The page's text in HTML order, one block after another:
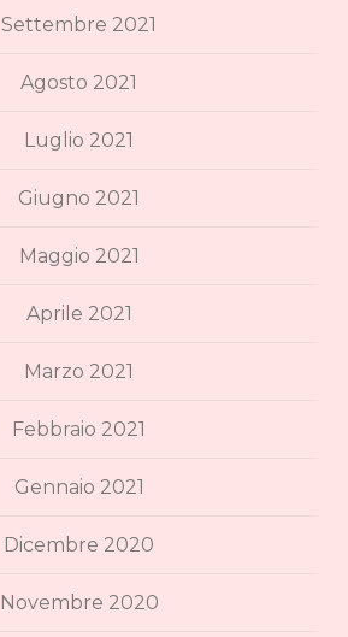
Settembre 2021
Agosto 2021
Luglio 2021
Giugno 2021
Maggio 2021
Aprile 2021
Marzo 2021
Febbraio 2021
Gennaio 2021
Dicembre 2020
Novembre 2020